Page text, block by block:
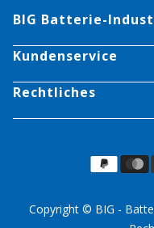
BIG Batterie-
Kundenservice
Rechtliches
Copyright © BIG -